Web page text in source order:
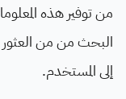
من توفير هذه
البحث من من العثور
إلى المستخدم.